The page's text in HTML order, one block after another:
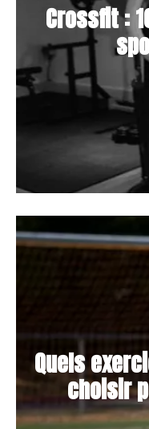
Crossfit :
Quels
choisir